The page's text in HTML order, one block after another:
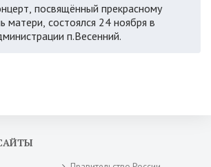
посвящённый прекрасному
матери, состоялся 24 ноября в
п.Весенний.